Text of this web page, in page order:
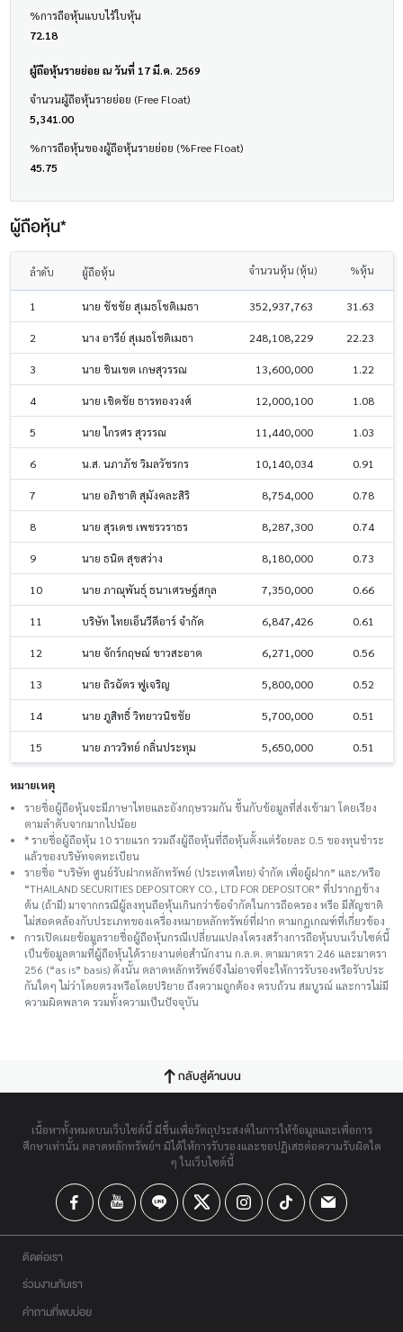
%การถือหุ้นแบบไร้ใบหุ้น
72.18
ผู้ถือหุ้นรายย่อย ณ วันที่ 17 มี.ค. 2569
จำนวนผู้ถือหุ้นรายย่อย (Free Float)
5,341.00
%การถือหุ้นของผู้ถือหุ้นรายย่อย (%Free Float)
45.75
ผู้ถือหุ้น*
ลำดับ ผู้ถือหุ้น จำนวนหุ้น (หุ้น) %หุ้น
1 นาย ชัชชัย สุเมธโชติเมธา 352,937,763 31.63
2 นาง อารีย์ สุเมธโชติเมธา 248,108,229 22.23
3 นาย ชินเขต เกษสุวรรณ 13,600,000 1.22
4 นาย เชิดชัย ธารทองวงศ์ 12,000,100 1.08
5 นาย ไกรศร สุวรรณ 11,440,000 1.03
6 น.ส. นภาภัช วิมลวัชรกร 10,140,034 0.91
7 นาย อภิชาติ สุมังคละสิริ 8,754,000 0.78
8 นาย สุรเดช เพชรวราธร 8,287,300 0.74
9 นาย ธนิต สุขสว่าง 8,180,000 0.73
10 นาย ภาณุพันธุ์ ธนาเศรษฐ์สกุล 7,350,000 0.66
11 บริษัท ไทยเอ็นวีดีอาร์ จำกัด 6,847,426 0.61
12 นาย จักร์กฤษณ์ ขาวสะอาด 6,271,000 0.56
13 นาย ถิรฉัตร ฟูเจริญ 5,800,000 0.52
14 นาย ภูสิทธิ์ วิทยาวนิชชัย 5,700,000 0.51
15 นาย ภาววิทย์ กลิ่นประทุม 5,650,000 0.51
หมายเหตุ
รายชื่อผู้ถือหุ้นจะมีภาษาไทยและอังกฤษรวมกัน ขึ้นกับข้อมูลที่ส่งเข้ามา โดยเรียง
ตามลำดับจากมากไปน้อย
* รายชื่อผู้ถือหุ้น 10 รายแรก รวมถึงผู้ถือหุ้นที่ถือหุ้นตั้งแต่ร้อยละ 0.5 ของทุนชําระ
แล้วของบริษัทจดทะเบียน
รายชื่อ “บริษัท ศูนย์รับฝากหลักทรัพย์ (ประเทศไทย) จำกัด เพื่อผู้ฝาก” และ/หรือ
“THAILAND SECURITIES DEPOSITORY CO., LTD FOR DEPOSITOR” ที่ปรากฏข้าง
ต้น (ถ้ามี) มาจากกรณีผู้ลงทุนถือหุ้นเกินกว่าข้อจำกัดในการถือครอง หรือ มีสัญชาติ
ไม่สอดคล้องกับประเภทของเครื่องหมายหลักทรัพย์ที่ฝาก ตามกฎเกณฑ์ที่เกี่ยวข้อง
การเปิดเผยข้อมูลรายชื่อผู้ถือหุ้นกรณีเปลี่ยนแปลงโครงสร้างการถือหุ้นบนเว็บไซต์นี้
เป็นข้อมูลตามที่ผู้ถือหุ้นได้รายงานต่อสำนักงาน ก.ล.ต. ตามมาตรา 246 และมาตรา
256 (“as is” basis) ดังนั้น ตลาดหลักทรัพย์จึงไม่อาจที่จะให้การรับรองหรือรับประ
กันใดๆ ไม่ว่าโดยตรงหรือโดยปริยาย ถึงความถูกต้อง ครบถ้วน สมบูรณ์ และการไม่มี
ความผิดพลาด รวมทั้งความเป็นปัจจุบัน
กลับสู่ด้านบน
เนื้อหาทั้งหมดบนเว็บไซต์นี้ มีขึ้นเพื่อวัตถุประสงค์ในการให้ข้อมูลและเพื่อการ
ศึกษาเท่านั้น ตลาดหลักทรัพย์ฯ มิได้ให้การรับรองและขอปฏิเสธต่อความรับผิดใด
ๆ ในเว็บไซต์นี้
ติดต่อเรา
ร่วมงานกับเรา
คำถามที่พบบ่อย